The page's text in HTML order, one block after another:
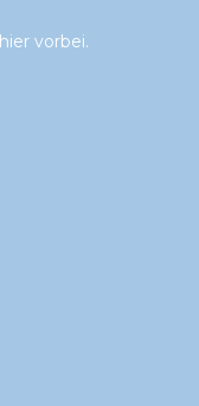
vorbei.